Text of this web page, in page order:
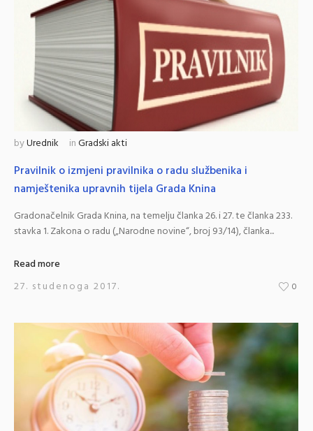
byUrednik inGradski akti
Pravilnik o izmjeni pravilnika o radu službenika i
namještenika upravnih tijela Grada Knina
Gradonačelnik Grada Knina, na temelju članka 26. i 27. te članka 233.
stavka 1. Zakona o radu („Narodne novine“, broj 93/14), članka...
Read more
27. studenoga 2017.
0